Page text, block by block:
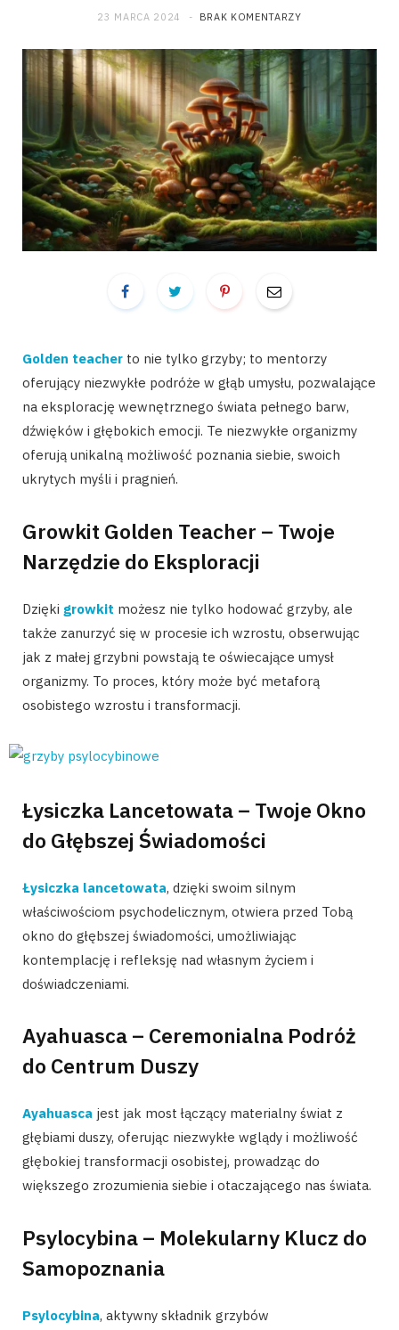
23 MARCA 2024 BRAK KOMENTARZY
Golden teacher to nie tylko grzyby; to mentorzy
oferujący niezwykłe podróże w głąb umysłu, pozwalające
na eksplorację wewnętrznego świata pełnego barw,
dźwięków i głębokich emocji. Te niezwykłe organizmy
oferują unikalną możliwość poznania siebie, swoich
ukrytych myśli i pragnień.
Growkit Golden Teacher – Twoje
Narzędzie do Eksploracji
Dzięki growkit możesz nie tylko hodować grzyby, ale
także zanurzyć się w procesie ich wzrostu, obserwując
jak z małej grzybni powstają te oświecające umysł
organizmy. To proces, który może być metaforą
osobistego wzrostu i transformacji.
Łysiczka Lancetowata – Twoje Okno
do Głębszej Świadomości
Łysiczka lancetowata, dzięki swoim silnym
właściwościom psychodelicznym, otwiera przed Tobą
okno do głębszej świadomości, umożliwiając
kontemplację i refleksję nad własnym życiem i
doświadczeniami.
Ayahuasca – Ceremonialna Podróż
do Centrum Duszy
Ayahuasca jest jak most łączący materialny świat z
głębiami duszy, oferując niezwykłe wglądy i możliwość
głębokiej transformacji osobistej, prowadząc do
większego zrozumienia siebie i otaczającego nas świata.
Psylocybina – Molekularny Klucz do
Samopoznania
Psylocybina, aktywny składnik grzybów